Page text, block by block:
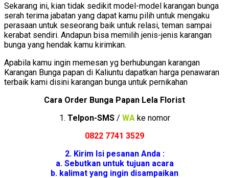
Sekarang ini, kian tidak sedikit model-model karangan bunga
serah terima jabatan yang dapat kamu pilih untuk mengaku
perasaan untuk seseorang baik untuk relasi, teman sampai
kerabat sendiri. Andapun bisa memilih jenis-jenis karangan
bunga yang hendak kamu kirimkan.
Apabila kamu ingin memesan yg berhubungan karangan
Karangan Bunga papan di Kaliuntu dapatkan harga penawaran
terbaik kami disini karangan bunga untuk pernikahan
Cara Order Bunga Papan Lela Florist
1. Telpon-SMS/ WAke nomor
0822 7741 3529
2. Kirim Isi pesanan Anda :
a. Sebutkan untuk tujuan acara
b. kalimat yang ingin disampaikan